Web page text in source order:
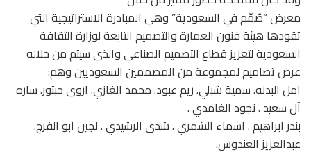
معرض “صُمّم في السعودية” وهي المبادرة الاستراتيجية التي
تقودها هيئة فنون العمارة والتصميم التابعة لوزارة الثقافة
السعودية لتعزيز قطاع التصميم الصناعي والذي سيتم من خلاله
عرض تصاميم لمجموعة من المصممين السعوديين وهم:
امل البدنه. سمية شبلي. ريم عبود. محمد الغازي. اروى حبتور. ساره
آل سعيد . نجود الغامدي .
بندر ابراهيم . اسماء الشمري . شدى الرشيدي . لجين ابو الفرج.
عبدالعزيز العندوس.